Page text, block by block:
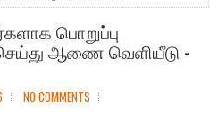
பொறுப்பு
ஆணை வெளியீடு -
NO COMMENTS